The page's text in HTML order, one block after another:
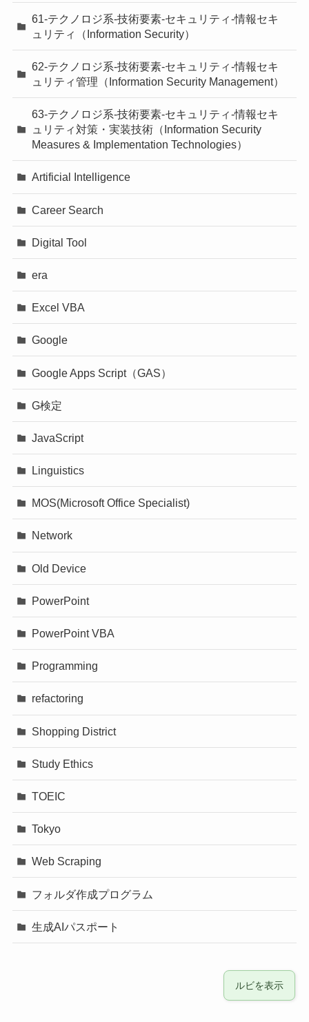
61-テクノロジ系-技術要素-セキュリティ-情報セキ
ュリティ（Information Security）
62-テクノロジ系-技術要素-セキュリティ-情報セキ
ュリティ管理（Information Security Management）
63-テクノロジ系-技術要素-セキュリティ-情報セキ
ュリティ対策・実装技術（Information Security
Measures & Implementation Technologies）
Artificial Intelligence
Career Search
Digital Tool
era
Excel VBA
Google
Google Apps Script（GAS）
G検定
JavaScript
Linguistics
MOS(Microsoft Office Specialist)
Network
Old Device
PowerPoint
PowerPoint VBA
Programming
refactoring
Shopping District
Study Ethics
TOEIC
Tokyo
Web Scraping
フォルダ作成プログラム
生成AIパスポート
ルビを表示